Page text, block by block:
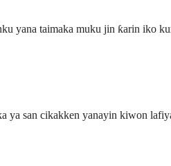
yana taimaka muku jin ƙarin iko
ya san cikakken yanayin kiwon